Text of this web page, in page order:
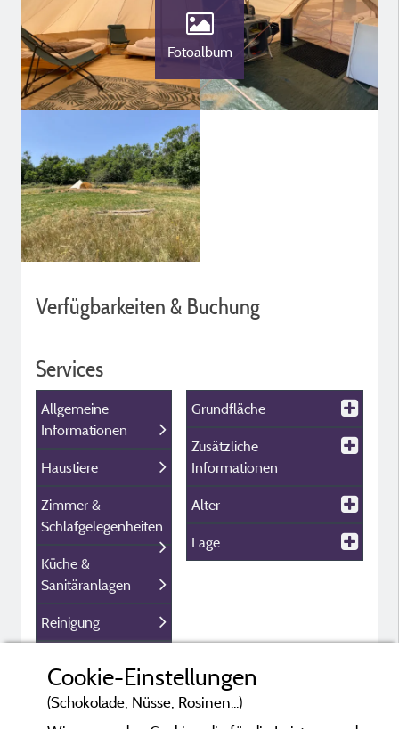
Fotoalbum
Verfügbarkeiten & Buchung
Services
Allgemeine
Informationen
Haustiere
Zimmer &
Schlafgelegenheiten
Küche &
Sanitäranlagen
Reinigung
Außenaustattung
Grundfläche
Zusätzliche
Informationen
Alter
Lage
Cookie-Einstellungen
(Schokolade, Nüsse, Rosinen...)